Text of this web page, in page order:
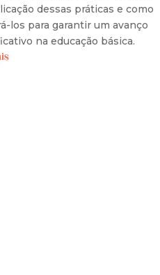
dessas práticas e como
los para garantir um avanço
na educação básica.